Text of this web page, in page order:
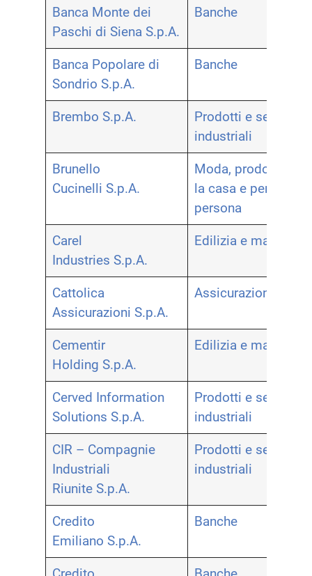
Banca Monte dei
Paschi di Siena S.p.A.
Banche
Banca Popolare di
Sondrio S.p.A.
Banche
Brembo S.p.A.
Prodotti e servizi
industriali
Brunello
Cucinelli S.p.A.
Moda, prodotti per
la casa e per la
persona
Carel
Industries S.p.A.
Edilizia e materiali
Cattolica
Assicurazioni S.p.A.
Assicurazioni
Cementir
Holding S.p.A.
Edilizia e materiali
Cerved Information
Solutions S.p.A.
Prodotti e servizi
industriali
CIR – Compagnie
Industriali
Riunite S.p.A.
Prodotti e servizi
industriali
Credito
Emiliano S.p.A.
Banche